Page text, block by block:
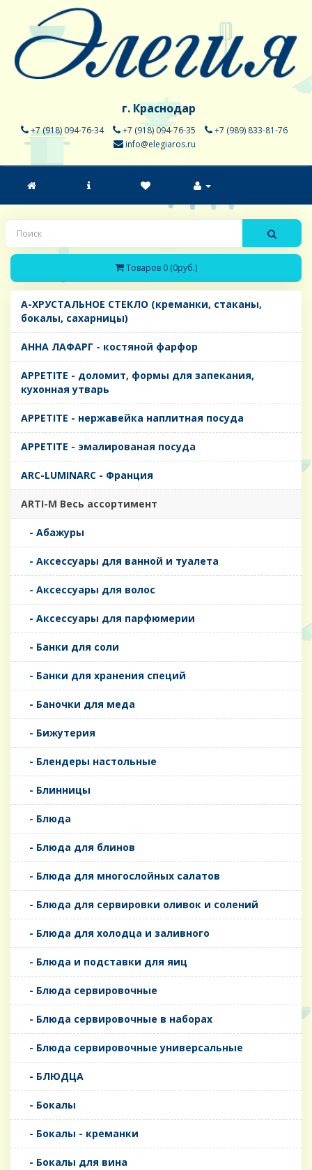
г. Краснодар
+7 (918) 094-76-34 +7 (918) 094-76-35
+7 (989) 833-81-76
info@elegiaros.ru
Товаров 0 (0руб.)
A-ХРУСТАЛЬНОЕ СТЕКЛО (креманки, стаканы,
бокалы, сахарницы)
AHHA ЛАФАРГ - костяной фарфор
APPETITE - доломит, формы для запекания,
кухонная утварь
APPETITE - нержавейка наплитная посуда
APPETITE - эмалированая посуда
ARC-LUMINARC - Франция
ARTI-M Весь ассортимент
- Абажуры
- Аксессуары для ванной и туалета
- Аксессуары для волос
- Аксессуары для парфюмерии
- Банки для соли
- Банки для хранения специй
- Баночки для меда
- Бижутерия
- Блендеры настольные
- Блинницы
- Блюда
- Блюда для блинов
- Блюда для многослойных салатов
- Блюда для сервировки оливок и солений
- Блюда для холодца и заливного
- Блюда и подставки для яиц
- Блюда сервировочные
- Блюда сервировочные в наборах
- Блюда сервировочные универсальные
- БЛЮДЦА
- Бокалы
- Бокалы - креманки
- Бокалы для вина